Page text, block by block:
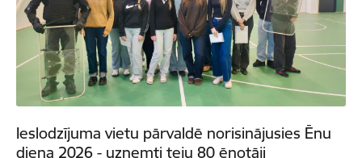
Ieslodzījuma vietu pārvaldē norisinājusies Ēnu
diena 2026 - uzņemti teju 80 ēnotāji